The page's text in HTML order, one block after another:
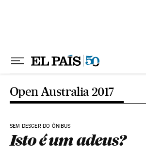
Open Australia 2017
SEM DESCER DO ÔNIBUS
Isto é um adeus?